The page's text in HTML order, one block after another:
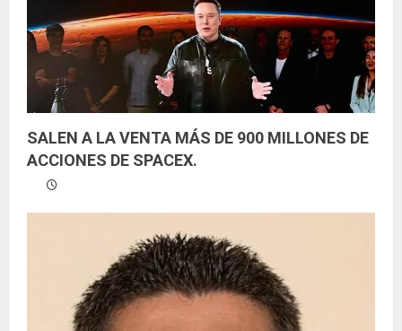
d
o
SALEN A LA VENTA MÁS DE 900 MILLONES DE
ACCIONES DE SPACEX.